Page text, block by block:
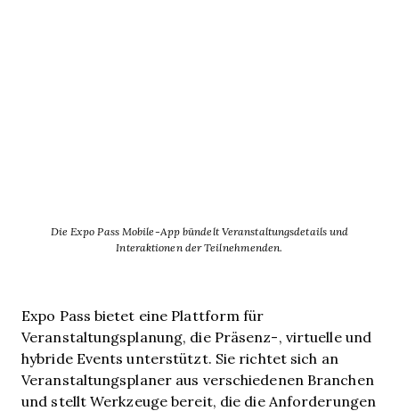
Die Expo Pass Mobile-App bündelt Veranstaltungsdetails und
Interaktionen der Teilnehmenden.
Expo Pass bietet eine Plattform für
Veranstaltungsplanung, die Präsenz-, virtuelle und
hybride Events unterstützt. Sie richtet sich an
Veranstaltungsplaner aus verschiedenen Branchen
und stellt Werkzeuge bereit, die die Anforderungen